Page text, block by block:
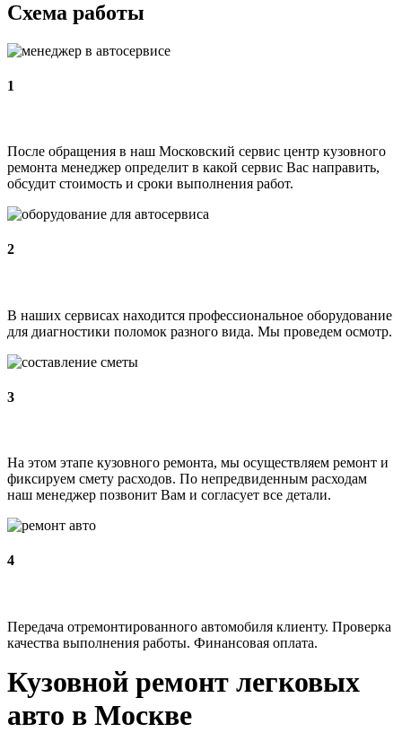
Схема работы
1
После обращения в наш Московский сервис центр кузовного
ремонта менеджер определит в какой сервис Вас направить,
обсудит стоимость и сроки выполнения работ.
2
В наших сервисах находится профессиональное оборудование
для диагностики поломок разного вида. Мы проведем осмотр.
3
На этом этапе кузовного ремонта, мы осуществляем ремонт и
фиксируем смету расходов. По непредвиденным расходам
наш менеджер позвонит Вам и согласует все детали.
4
Передача отремонтированного автомобиля клиенту. Проверка
качества выполнения работы. Финансовая оплата.
Кузовной ремонт легковых
авто в Москве